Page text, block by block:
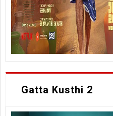
Gatta Kusthi 2